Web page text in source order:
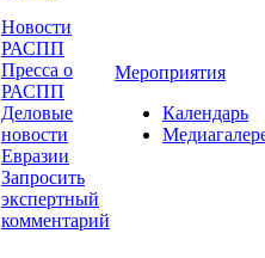
Новости
РАСПП
Пресса о
РАСПП
Деловые
новости
Евразии
Запросить
экспертный
комментарий
Мероприятия
Календарь